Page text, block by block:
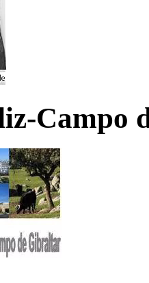
Campo